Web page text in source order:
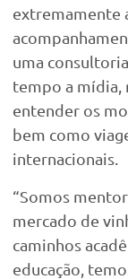
extremamente
uma
tempo a mídia,
entender os
bem como
internacionais.
“Somos
mercado de
caminhos
educação,